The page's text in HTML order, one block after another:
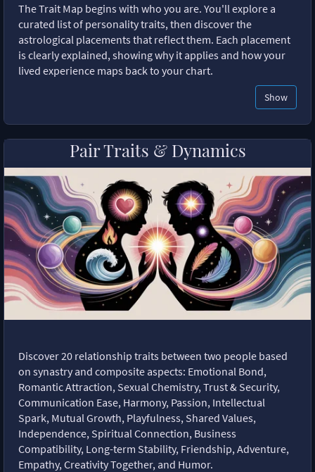
The Trait Map begins with who you are. You'll explore a
curated list of personality traits, then discover the
astrological placements that reflect them. Each placement
is clearly explained, showing why it applies and how your
lived experience maps back to your chart.
Show
Pair Traits & Dynamics
Discover 20 relationship traits between two people based
on synastry and composite aspects: Emotional Bond,
Romantic Attraction, Sexual Chemistry, Trust & Security,
Communication Ease, Harmony, Passion, Intellectual
Spark, Mutual Growth, Playfulness, Shared Values,
Independence, Spiritual Connection, Business
Compatibility, Long-term Stability, Friendship, Adventure,
Empathy, Creativity Together, and Humor.